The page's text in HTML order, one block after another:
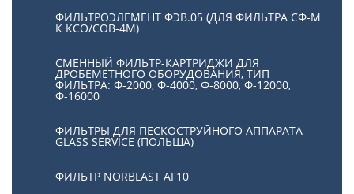
ФИЛЬТРОЭЛЕМЕНТ ФЭВ.05 (ДЛЯ ФИЛЬТРА СФ-М
К КСО/СОВ-4М)
СМЕННЫЙ ФИЛЬТР-КАРТРИДЖИ ДЛЯ
ДРОБЕМЕТНОГО ОБОРУДОВАНИЯ, ТИП
ФИЛЬТРА: Ф-2000, Ф-4000, Ф-8000, Ф-12000,
Ф-16000
ФИЛЬТРЫ ДЛЯ ПЕСКОСТРУЙНОГО АППАРАТА
GLASS SERVICE (ПОЛЬША)
ФИЛЬТР NORBLAST AF10